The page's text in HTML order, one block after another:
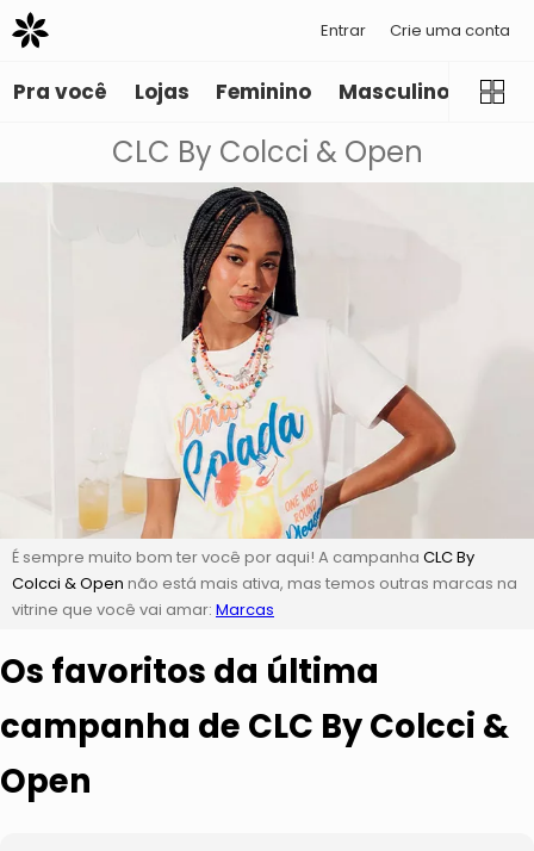
Entrar Crie uma conta
Pra você Lojas Feminino Masculino
CLC By Colcci & Open
É sempre muito bom ter você por aqui! A campanha CLC By
Colcci & Open não está mais ativa, mas temos outras marcas na
vitrine que você vai amar: Marcas
Os favoritos da última
campanha de CLC By Colcci &
Open